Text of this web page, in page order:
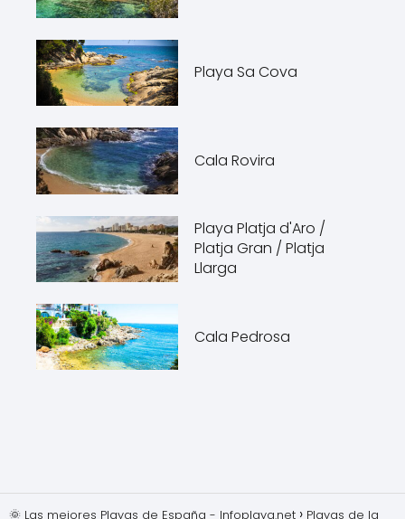
Playa Sa Cova
Cala Rovira
Playa Platja d'Aro /
Platja Gran / Platja
Llarga
Cala Pedrosa
🌞 Las mejores Playas de España - Infoplaya.net Playas de la